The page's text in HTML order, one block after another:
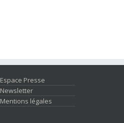
Espace Presse
Newsletter
Mentions légales